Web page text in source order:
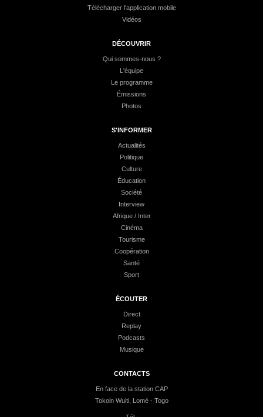
Télécharger l'application mobile
Vidéos
DÉCOUVRIR
Qui sommes-nous ?
L'équipe
Le programme
Émissions
Photos
S'INFORMER
Actualités
Politique
Culture
Éducation
Société
Interview
Afrique / Inter
Cinéma
Tourisme
Coopération
Santé
Sport
ÉCOUTER
Direct
Replay
Podcasts
Musique
CONTACTS
En face de la station CAP
Tokoin Wuiti, Lomé - Togo